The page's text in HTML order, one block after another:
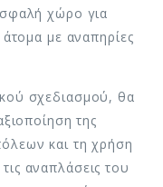
χώρο για
με αναπηρίες
σχεδιασμού, θα
της
και τη χρήση
αναπλάσεις του